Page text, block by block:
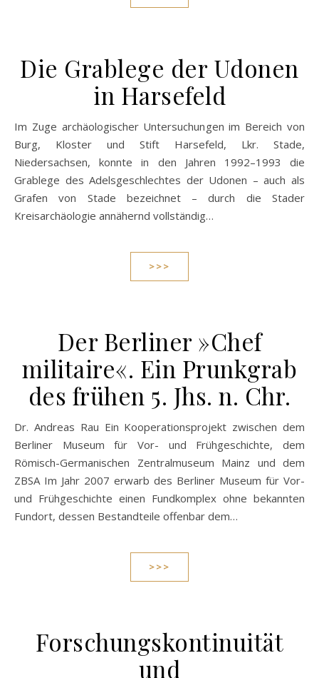
Die Grablege der Udonen
in Harsefeld
Im Zuge archäologischer Untersuchungen im Bereich von
Burg, Kloster und Stift Harsefeld, Lkr. Stade,
Niedersachsen, konnte in den Jahren 1992–1993 die
Grablege des Adelsgeschlechtes der Udonen – auch als
Grafen von Stade bezeichnet – durch die Stader
Kreisarchäologie annähernd vollständig…
>>>
Der Berliner »Chef
militaire«. Ein Prunkgrab
des frühen 5. Jhs. n. Chr.
Dr. Andreas Rau Ein Kooperationsprojekt zwischen dem
Berliner Museum für Vor- und Frühgeschichte, dem
Römisch-Germanischen Zentralmuseum Mainz und dem
ZBSA Im Jahr 2007 erwarb des Berliner Museum für Vor-
und Frühgeschichte einen Fundkomplex ohne bekannten
Fundort, dessen Bestandteile offenbar dem…
>>>
Forschungskontinuität
und